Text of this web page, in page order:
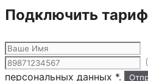
Подключить тариф
персональных данных *.